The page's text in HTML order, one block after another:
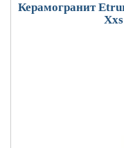
Керамогранит